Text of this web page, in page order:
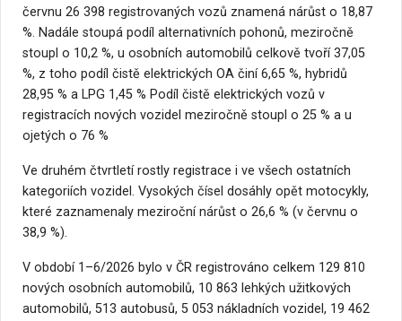
červnu 26 398 registrovaných vozů znamená nárůst o 18,87
%. Nadále stoupá podíl alternativních pohonů, meziročně
stoupl o 10,2 %, u osobních automobilů celkově tvoří 37,05
%, z toho podíl čistě elektrických OA činí 6,65 %, hybridů
28,95 % a LPG 1,45 % Podíl čistě elektrických vozů v
registracích nových vozidel meziročně stoupl o 25 % a u
ojetých o 76 %
Ve druhém čtvrtletí rostly registrace i ve všech ostatních
kategoriích vozidel. Vysokých čísel dosáhly opět motocykly,
které zaznamenaly meziroční nárůst o 26,6 % (v červnu o
38,9 %).
V období 1–6/2026 bylo v ČR registrováno celkem 129 810
nových osobních automobilů, 10 863 lehkých užitkových
automobilů, 513 autobusů, 5 053 nákladních vozidel, 19 462